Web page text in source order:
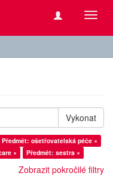
Vykonat
Předmět: ošetřovatelská péče ×
× Předmět: sestra ×
Zobrazit pokročilé filtry